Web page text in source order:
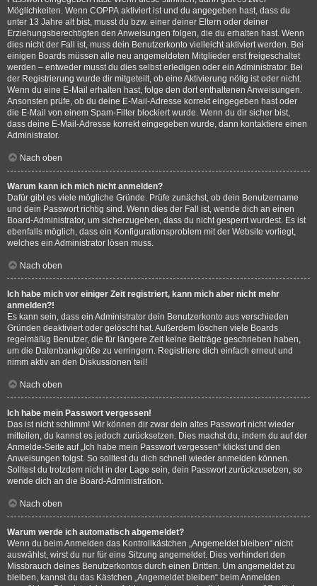
Möglichkeiten. Wenn COPPA aktiviert ist und du angegeben hast, dass du
unter 13 Jahre alt bist, musst du bzw. einer deiner Eltern oder deiner
Erziehungsberechtigten den Anweisungen folgen, die du erhalten hast. Wenn
dies nicht der Fall ist, muss dein Benutzerkonto vielleicht aktiviert werden. Bei
einigen Boards müssen alle neu angemeldeten Mitglieder erst freigeschaltet
werden – entweder musst du dies selbst erledigen oder ein Administrator. Bei
der Registrierung wurde dir mitgeteilt, ob eine Aktivierung nötig ist oder nicht.
Wenn du eine E-Mail erhalten hast, folge den dort enthaltenen Anweisungen.
Ansonsten prüfe, ob du deine E-Mail-Adresse korrekt eingegeben hast oder
die E-Mail von einem Spam-Filter blockiert wurde. Wenn du dir sicher bist,
dass deine E-Mail-Adresse korrekt eingegeben wurde, dann kontaktiere einen
Administrator.
Nach oben
Warum kann ich mich nicht anmelden?
Dafür gibt es viele mögliche Gründe. Prüfe zunächst, ob dein Benutzername
und dein Passwort richtig sind. Wenn dies der Fall ist, wende dich an einen
Board-Administrator, um sicherzugehen, dass du nicht gesperrt wurdest. Es ist
ebenfalls möglich, dass ein Konfigurationsproblem mit der Website vorliegt,
welches ein Administrator lösen muss.
Nach oben
Ich habe mich vor einiger Zeit registriert, kann mich aber nicht mehr
anmelden?!
Es kann sein, dass ein Administrator dein Benutzerkonto aus verschieden
Gründen deaktiviert oder gelöscht hat. Außerdem löschen viele Boards
regelmäßig Benutzer, die für längere Zeit keine Beiträge geschrieben haben,
um die Datenbankgröße zu verringern. Registriere dich einfach erneut und
nimm aktiv an den Diskussionen teil!
Nach oben
Ich habe mein Passwort vergessen!
Das ist nicht schlimm! Wir können dir zwar dein altes Passwort nicht wieder
mitteilen, du kannst es jedoch zurücksetzen. Dies machst du, indem du auf der
Anmelde-Seite auf „Ich habe mein Passwort vergessen“ klickst und den
Anweisungen folgst. So solltest du dich schnell wieder anmelden können.
Solltest du trotzdem nicht in der Lage sein, dein Passwort zurückzusetzen, so
wende dich an die Board-Administration.
Nach oben
Warum werde ich automatisch abgemeldet?
Wenn du beim Anmelden das Kontrollkästchen „Angemeldet bleiben“ nicht
auswählst, wirst du nur für eine Sitzung angemeldet. Dies verhindert den
Missbrauch deines Benutzerkontos durch einen Dritten. Um angemeldet zu
bleiben, kannst du das Kästchen „Angemeldet bleiben“ beim Anmelden